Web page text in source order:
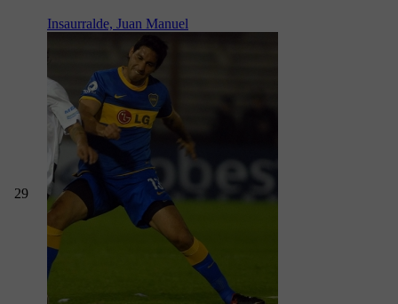
29
Insaurralde, Juan Manuel